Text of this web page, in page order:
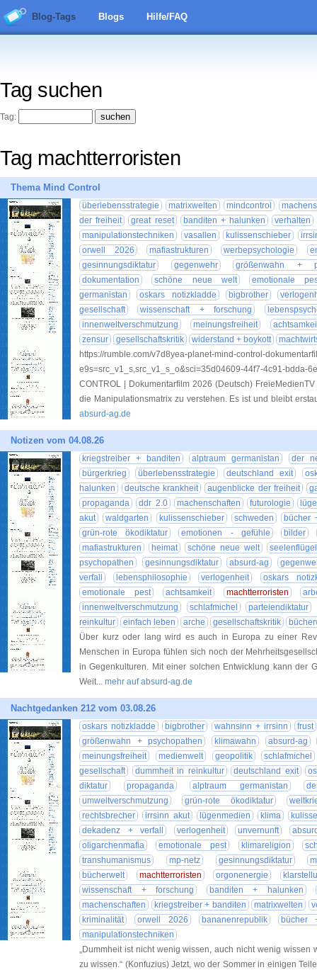
Blog-Tags Blogs Hilfe/FAQ
Tag suchen
Tag:
Tag machtterroristen
Thema Mind Control
überlebensstrategie matrixwelten mindcontrol
der freiheit
great reset banditen + halunken
verhalten
manipulationstechniken
vasallen kulissenschieber
orwell 2026
mafiastrukturen werbepsychologie
gesinnungsdiktatur
gegenwehr
größenwahn +
dokumentation
schöne neue welt
emotionale
germanistan
oskars notizkladde bigbrother
gesellschaft
wissenschaft + forschung
innenweltverschmutzung
meinungsfreiheit
zensur
gesellschaftskritik widerstand + boykott
https://rumble.com/v7d8yea-planet-mind-control-
e9s=src_v1_s,src_v1_s_o&sci=35d04609-44f7-4c91-
CONTROL | Dokumentarfilm 2026 (Deutsch)
die Manipulationsmatrix zu verstehen. Es ist und bleibt
absurd-ag.de
Notizen vom 04.08.26
kriegstreiber + banditen alptraum germanistan
der
bürgerkrieg
überlebensstrategie deutschland exit
halunken
deutsche krankheit augenblicke der freiheit
propaganda
ddr 2.0 machenschaften futurologie
akut
waldgarten kulissenschieber schweden
bücher
grün-rote ökodiktatur
emotionen - gefühle
bilder
mafiastrukturen
heimat schöne neue welt
seelenflügel
psychopathen
gesinnungsdiktatur absurd-ag
verfall
lebensphilosophie verlogenheit
oskars
emotionale pest
achtsamkeit machtterroristen
innenweltverschmutzung
schlafmichel
parteiendiktatur
reinkultur
einfach leben arche gesellschaftskritik
Über kurz oder lang wird es auch in Europa zu einer
Menschen in Europa fühlen sich noch der
in Gegenkulturen. Mit einer solchen Entwicklung kann der
Weit... mehr auf absurd-ag.de
Nachtgedanken 212 vom 03.08.26
oskars notizkladde bigbrother wahnsinn + irrsinn
frust
größenwahn + psychopathen
klimawahn
absurd-ag
meinungsfreiheit
medienwelt geopolitik
schlafmichel
gesellschaft
dummheit in reinkultur deutschland exit
diktatur
propaganda alptraum germanistan
umweltverschmutzung
grün-rote ökodiktatur
rechtsbrecher
irrsinn akut lügenmedien klima
dekadenz + verfall
verlogenheit unvernunft
oligarchenmafia
emotionale pest klimareligion
transhumanismus
mp-netz gesinnungsdiktatur
bücherwelt
machtterroristen orgonenergie
wissenschaft + forschung
banditen + halunken
machenschaften
kriegstreiber + banditen matrixwelten
kriminalität
orwell 2026 bananenrepublik
bücher
manipulationstechniken
„Dummheit ist nicht wenig wissen, auch nicht wenig wissen
zu wissen.“ (Konfuzius) Jetzt, wo der Sommer in einigen